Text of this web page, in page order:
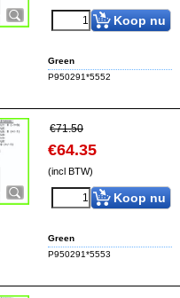
Koop nu
Green
P950291*5552
€71.50
€64.35
(incl BTW)
Koop nu
Green
P950291*5553